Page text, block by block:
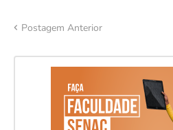
Postagem Anterior